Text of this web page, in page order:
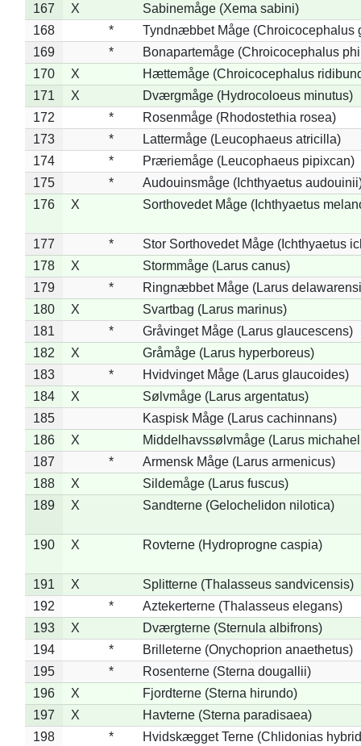
167
X
Sabinemåge (Xema sabini)
168
*
Tyndnæbbet Måge (Chroicocephalus
169
*
Bonapartemåge (Chroicocephalus
170
X
Hættemåge (Chroicocephalus
171
X
Dværgmåge (Hydrocoloeus minutus)
172
*
Rosenmåge (Rhodostethia rosea)
173
*
Lattermåge (Leucophaeus atricilla)
174
*
Præriemåge (Leucophaeus pipixcan)
175
*
Audouinsmåge (Ichthyaetus
176
X Sorthovedet Måge (Ichthyaetus
177 *
Stor Sorthovedet Måge (Ichthyaetus
178
X
Stormmåge (Larus canus)
179
*
Ringnæbbet Måge (Larus
180
X
Svartbag (Larus marinus)
181
*
Gråvinget Måge (Larus glaucescens)
182
X
Gråmåge (Larus hyperboreus)
183
*
Hvidvinget Måge (Larus glaucoides)
184
X
Sølvmåge (Larus argentatus)
185
Kaspisk Måge (Larus cachinnans)
186
X
Middelhavssølvmåge (Larus
187
*
Armensk Måge (Larus armenicus)
188
X
Sildemåge (Larus fuscus)
189
X Sandterne (Gelochelidon nilotica)
190 X Rovterne (Hydroprogne caspia)
191 X
Splitterne (Thalasseus sandvicensis)
192
*
Aztekerterne (Thalasseus elegans)
193
X
Dværgterne (Sternula albifrons)
194
*
Brilleterne (Onychoprion anaethetus)
195
*
Rosenterne (Sterna dougallii)
196
X
Fjordterne (Sterna hirundo)
197
X
Havterne (Sterna paradisaea)
198
*
Hvidskægget Terne (Chlidonias